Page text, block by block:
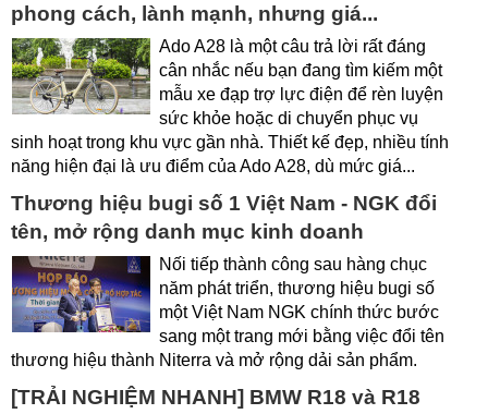
phong cách, lành mạnh, nhưng giá...
Ado A28 là một câu trả lời rất đáng
cân nhắc nếu bạn đang tìm kiếm một
mẫu xe đạp trợ lực điện để rèn luyện
sức khỏe hoặc di chuyển phục vụ
sinh hoạt trong khu vực gần nhà. Thiết kế đẹp, nhiều tính
năng hiện đại là ưu điểm của Ado A28, dù mức giá...
Thương hiệu bugi số 1 Việt Nam - NGK đổi
tên, mở rộng danh mục kinh doanh
Nối tiếp thành công sau hàng chục
năm phát triển, thương hiệu bugi số
một Việt Nam NGK chính thức bước
sang một trang mới bằng việc đổi tên
thương hiệu thành Niterra và mở rộng dải sản phẩm.
[TRẢI NGHIỆM NHANH] BMW R18 và R18